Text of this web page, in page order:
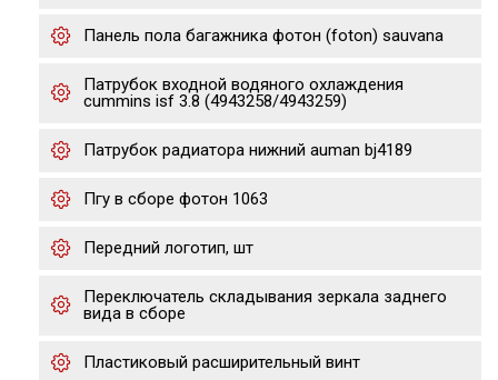
Панель пола багажника фотон (foton) sauvana
Патрубок входной водяного охлаждения
cummins isf 3.8 (4943258/4943259)
Патрубок радиатора нижний auman bj4189
Пгу в сборе фотон 1063
Передний логотип, шт
Переключатель складывания зеркала заднего
вида в сборе
Пластиковый расширительный винт